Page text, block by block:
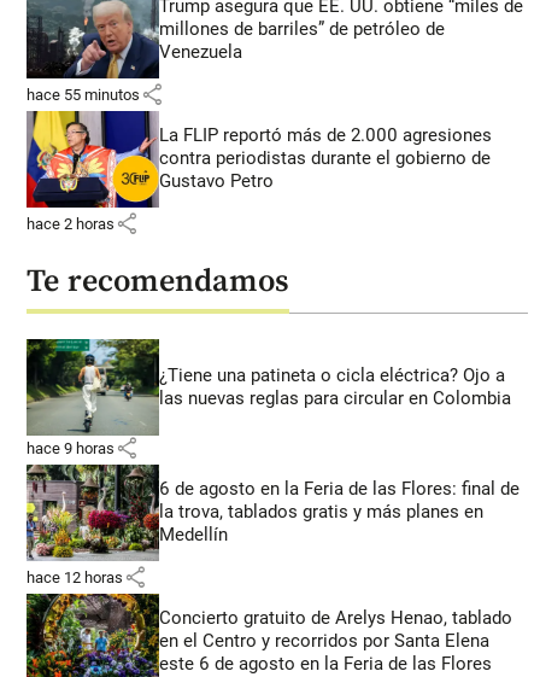
Trump asegura que EE. UU. obtiene “miles de
millones de barriles” de petróleo de
Venezuela
hace 55 minutos share
La FLIP reportó más de 2.000 agresiones
contra periodistas durante el gobierno de
Gustavo Petro
hace 2 horas share
Te recomendamos
¿Tiene una patineta o cicla eléctrica? Ojo a
las nuevas reglas para circular en Colombia
hace 9 horas share
6 de agosto en la Feria de las Flores: final de
la trova, tablados gratis y más planes en
Medellín
hace 12 horas share
Concierto gratuito de Arelys Henao, tablado
en el Centro y recorridos por Santa Elena
este 6 de agosto en la Feria de las Flores